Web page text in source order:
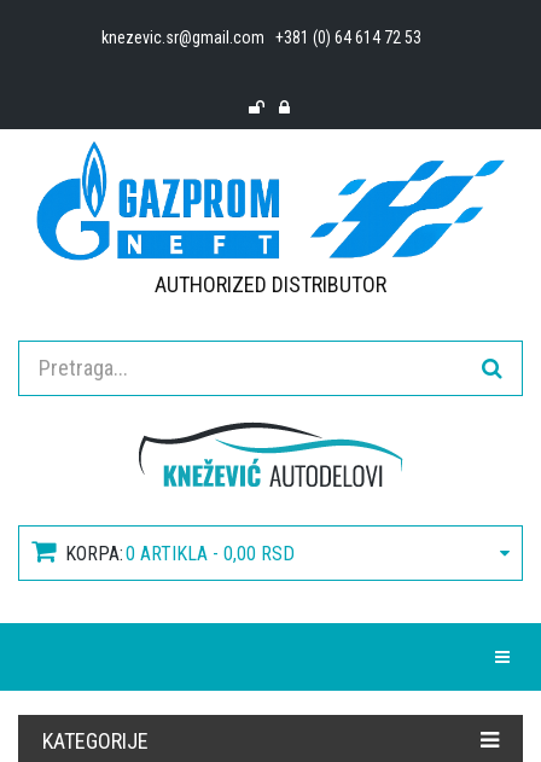
knezevic.sr@gmail.com +381 (0) 64 614 72 53
AUTHORIZED DISTRIBUTOR
KORPA:0 ARTIKLA - 0,00 RSD
KATEGORIJE